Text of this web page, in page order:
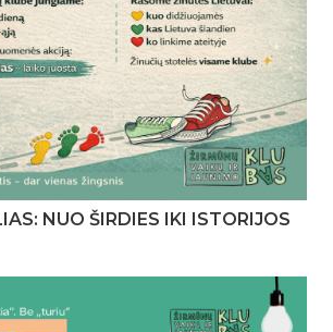
NUO ŠIRDIES IKI ISTORIJOS